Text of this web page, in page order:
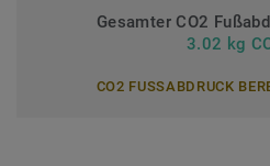
Gesamter CO2
3.02 kg
CO2 FUSSABDRUCK